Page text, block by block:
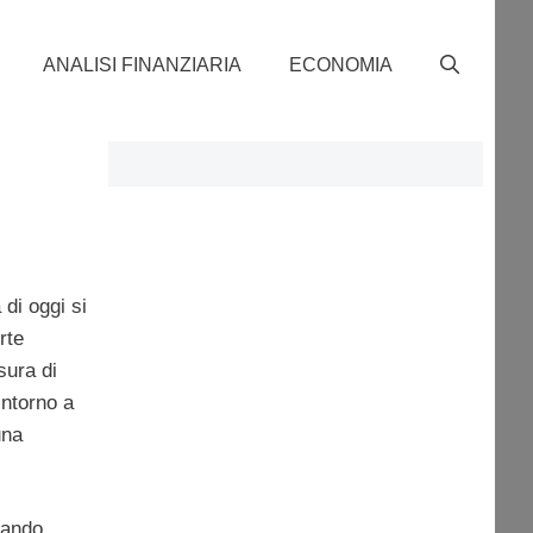
ANALISI FINANZIARIA ECONOMIA
di oggi si
di
a